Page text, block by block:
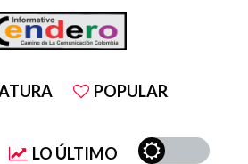
POPULAR
LO ÚLTIMO